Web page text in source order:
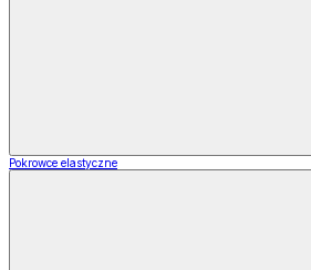
Pokrowce elastyczne